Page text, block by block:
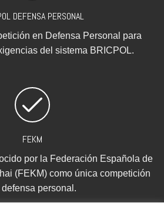
DEFENSA PERSONAL
en Defensa Personal para
del sistema BRICPOL.
FEKM
por la Federación Española de
(FEKM) como única competición
defensa personal.